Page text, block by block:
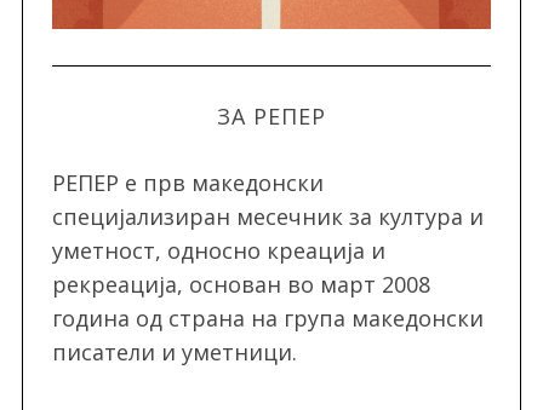
ЗА РЕПЕР
РЕПЕР e прв македонски
специјализиран месечник за култура и
уметност, односно креација и
рекреација, oснован во март 2008
година од страна на група македонски
писатели и уметници.